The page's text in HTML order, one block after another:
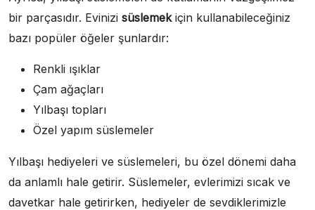
bir parçasıdır. Evinizi süslemekiçin kullanabileceğiniz
bazı popüler öğeler şunlardır:
Renkli ışıklar
Çam ağaçları
Yılbaşı topları
Özel yapım süslemeler
Yılbaşı hediyeleri ve süslemeleri, bu özel dönemi daha
da anlamlı hale getirir. Süslemeler, evlerimizi sıcak ve
davetkar hale getirirken, hediyeler de sevdiklerimizle